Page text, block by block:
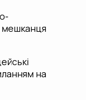
мешканця
на